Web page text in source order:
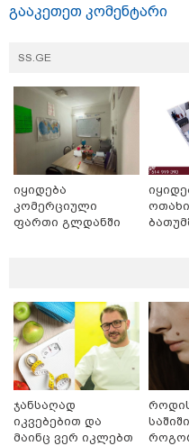
"ზურგს უკან ლაჩრულად
დამარტყმევინეს,
კურიერი, რომელსაც
გაუსწორდნენ?
გააკეთეთ კომენტარი
SS.GE
იყიდება
კომერციული
ფართი გლდანში
ჯანსაღად
იკვებებით და
მაინც ვერ იკლებთ